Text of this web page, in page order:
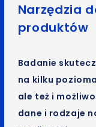
Narzędzia
produktów
Badanie
na kilku
ale też i
dane i rodzaje